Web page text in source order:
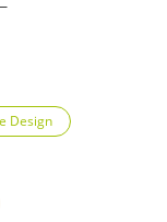
Design